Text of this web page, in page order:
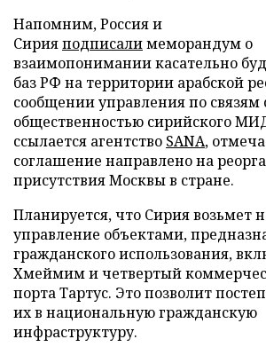
Напомним, Россия и
Сирияподписалимеморандум о
взаимопонимании касательно
баз РФ на территории арабской
сообщении управления по связям
общественностью сирийского
ссылается агентство SANA,
соглашение направлено на
присутствия Москвы в стране.
Планируется, что Сирия возьмет
управление объектами,
гражданского использования,
Хмеймим и четвертый
порта Тартус. Это позволит
их в национальную гражданскую
инфраструктуру.